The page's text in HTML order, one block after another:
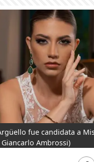
fue candidata a
Giancarlo Ambrossi)